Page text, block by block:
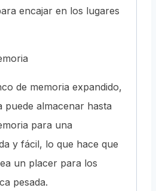
encajar en los lugares
de memoria expandido,
puede almacenar hasta
para una
y fácil, lo que hace que
un placer para los
pesada.